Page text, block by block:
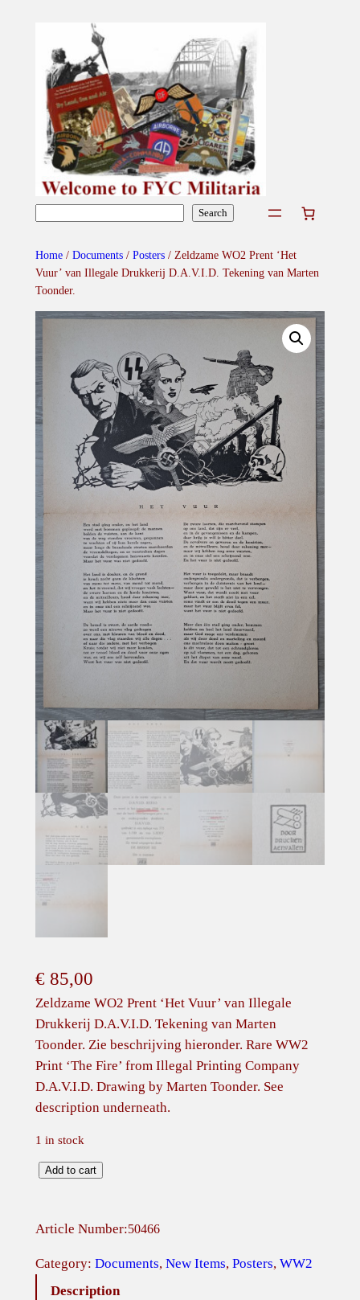
Search
Home/ Documents/ Posters/ Zeldzame WO2 Prent ‘Het
Vuur’ van Illegale Drukkerij D.A.V.I.D. Tekening van Marten
Toonder.
€85,00
Zeldzame WO2 Prent ‘Het Vuur’ van Illegale
Drukkerij D.A.V.I.D. Tekening van Marten
Toonder. Zie beschrijving hieronder. Rare WW2
Print ‘The Fire’ from Illegal Printing Company
D.A.V.I.D. Drawing by Marten Toonder. See
description underneath.
1 in stock
d
a
Add to cart
Article Number:50466
Category: Documents, New Items, Posters, WW2
Description